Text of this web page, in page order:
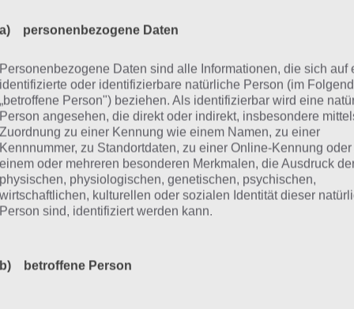
Grobiane in anderem Springfield antippen (10
Storyline durchspielen
Tagesherausforderungen (1500 Benzinkanister – z.B. 40
a) personenbezogene Daten
Personenbezogene Daten sind alle Informationen, die sich auf
identifizierte oder identifizierbare natürliche Person (im
„betroffene Person") beziehen. Als identifizierbar wird eine
Person angesehen, die direkt oder indirekt, insbesondere
Zuordnung zu einer Kennung wie einem Namen, zu einer
Kennnummer, zu Standortdaten, zu einer Online-Kennung oder
einem oder mehreren besonderen Merkmalen, die Ausdruck
physischen, physiologischen, genetischen, psychischen,
wirtschaftlichen, kulturellen oder sozialen Identität dieser
Person sind, identifiziert werden kann.
b) betroffene Person